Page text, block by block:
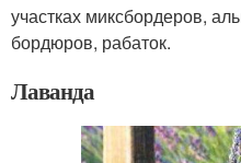
участках миксбордеров,
бордюров, рабаток.
Лаванда